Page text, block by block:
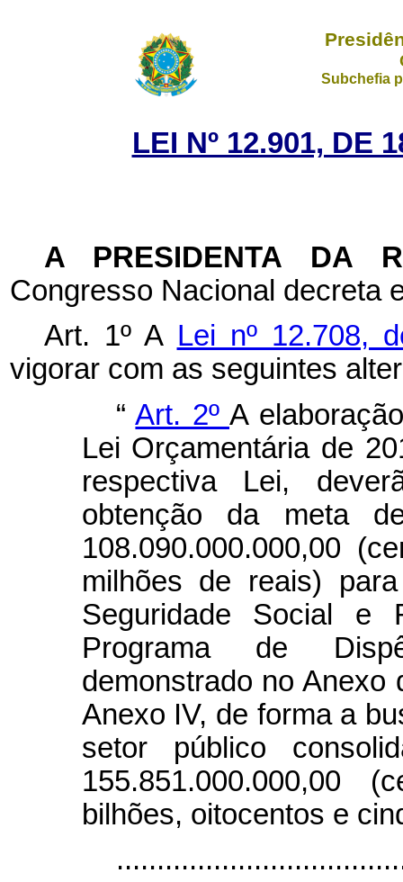
Subchefia
LEI Nº 12.901, DE
A PRESIDENTA DA
Congresso Nacional decreta
Art. 1º A Lei nº 12.708,
vigorar com as seguintes
“Art. 2º A
Lei Orçamentária de
respectiva Lei,
obtenção da meta
108.090.000.000,00
milhões de reais)
Seguridade Social
Programa de
demonstrado no
Anexo IV, de forma a
setor público
155.851.000.000,00
bilhões, oitocentos e